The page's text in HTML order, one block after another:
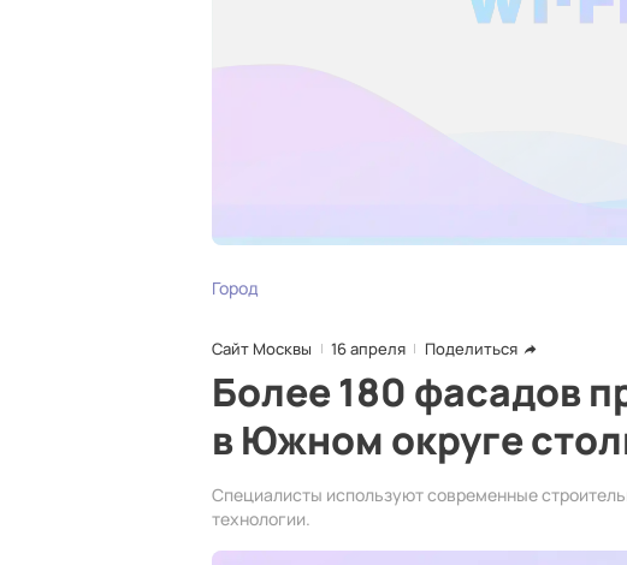
Город
Сайт Москвы 16 апреля Поделиться
Более 180 фасадов
в Южном округе
Специалисты используют современные
технологии.